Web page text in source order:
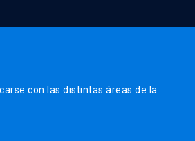
con las distintas áreas de la